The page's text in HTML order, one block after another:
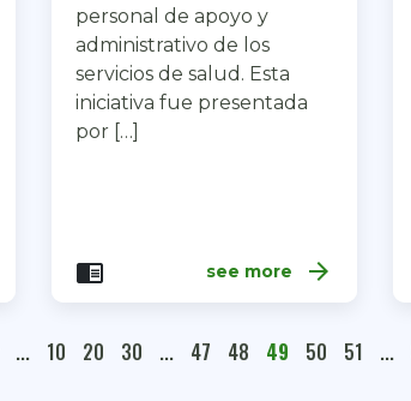
personal de apoyo y
administrativo de los
servicios de salud. Esta
iniciativa fue presentada
por […]
chrome_reader_mode see more arrow_forward
... 10 20 30 ... 47 48 49 50 51 ...